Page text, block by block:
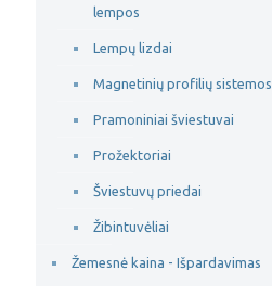
lempos
Lempų lizdai
Magnetinių profilių sistemos
Pramoniniai šviestuvai
Prožektoriai
Šviestuvų priedai
Žibintuvėliai
Žemesnė kaina - Išpardavimas